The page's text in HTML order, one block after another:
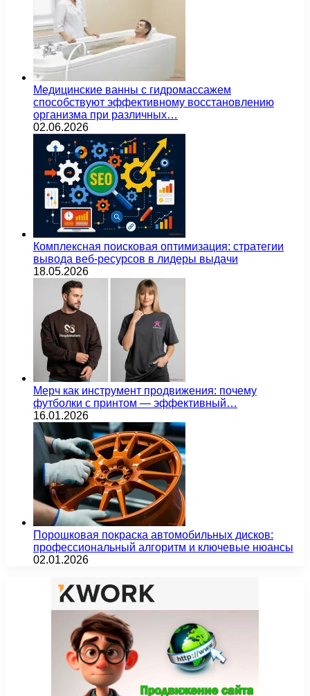
Медицинские ванны с гидромассажем
способствуют эффективному восстановлению
организма при различных…
02.06.2026
Комплексная поисковая оптимизация: стратегии
вывода веб-ресурсов в лидеры выдачи
18.05.2026
Мерч как инструмент продвижения: почему
футболки с принтом — эффективный…
16.01.2026
Порошковая покраска автомобильных дисков:
профессиональный алгоритм и ключевые нюансы
02.01.2026